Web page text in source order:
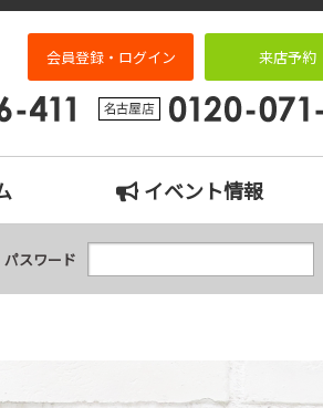
手市、東海市、大府市の中古住宅専門店 住まいる
会員登録・ログイン 来店予約
イベント情報
パスワード